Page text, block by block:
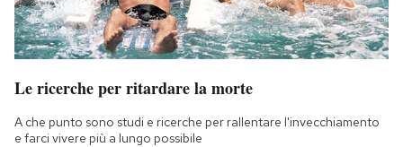
Le ricerche per ritardare la morte
A che punto sono studi e ricerche per rallentare l'invecchiamento
e farci vivere più a lungo possibile